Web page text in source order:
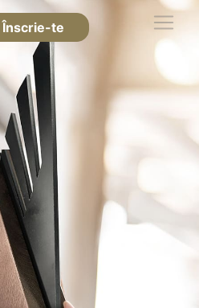
Înscrie-te